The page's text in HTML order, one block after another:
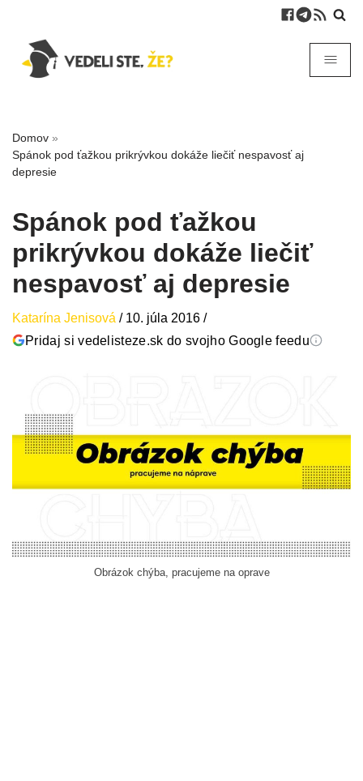
Domov »
Spánok pod ťažkou prikrývkou dokáže liečiť nespavosť aj
depresie
Spánok pod ťažkou
prikrývkou dokáže liečiť
nespavosť aj depresie
Katarína Jenisová / 10. júla 2016 /
Pridaj si vedelisteze.sk do svojho Google feedu
Obrázok chýba, pracujeme na oprave